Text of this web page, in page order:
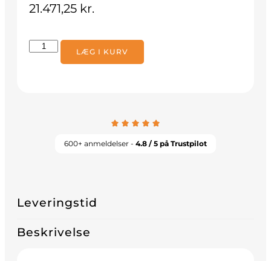
21.471,25 kr.
LÆG I KURV
600+ anmeldelser - 4.8 / 5 på Trustpilot
Leveringstid
Beskrivelse